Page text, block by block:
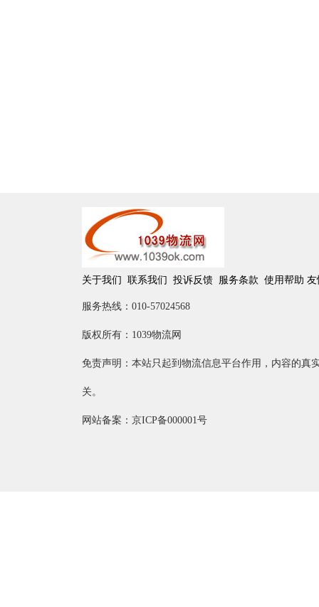
关于我们 联系我们 投诉反馈 服务条款 使用帮助 友
服务热线：010-57024568
版权所有：1039物流网
免责声明：本站只起到物流信息平台作用，内容的真
关。
网站备案：京ICP备000001号